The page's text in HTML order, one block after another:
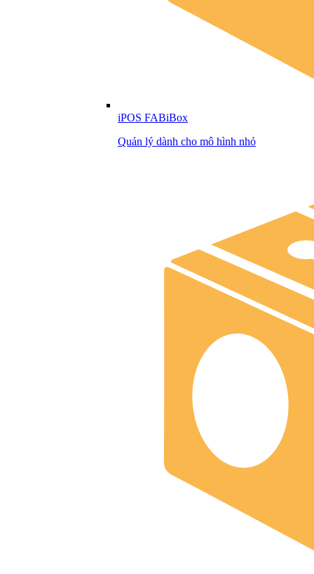
iPOS FABiBox
Quản lý dành cho mô hình nhỏ